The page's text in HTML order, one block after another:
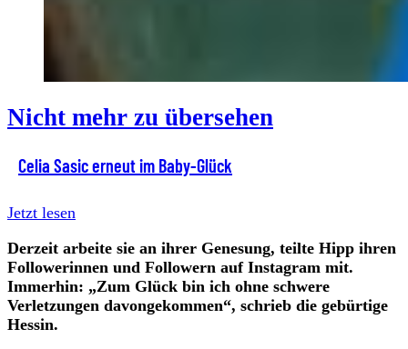
Nicht mehr zu übersehen
Celia Sasic erneut im Baby-Glück
Jetzt lesen
Derzeit arbeite sie an ihrer Genesung, teilte Hipp ihren
Followerinnen und Followern auf Instagram mit.
Immerhin: „Zum Glück bin ich ohne schwere
Verletzungen davongekommen“, schrieb die gebürtige
Hessin.